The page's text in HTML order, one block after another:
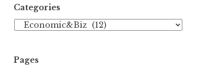
Categories
Categories
Pages